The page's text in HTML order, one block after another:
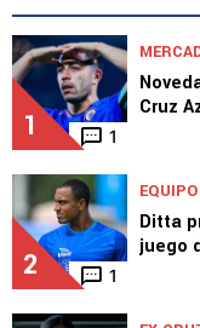
TOP VAMOS
1 1
Cruz